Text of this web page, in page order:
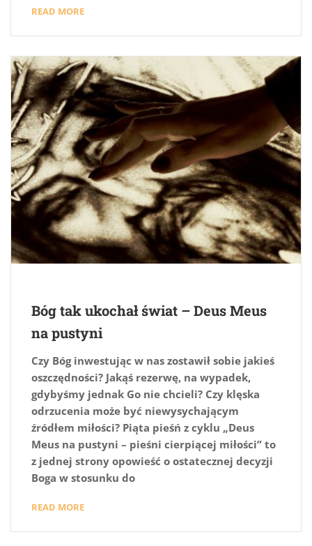
READ MORE
Bóg tak ukochał świat – Deus Meus
na pustyni
Czy Bóg inwestując w nas zostawił sobie jakieś
oszczędności? Jakąś rezerwę, na wypadek,
gdybyśmy jednak Go nie chcieli? Czy klęska
odrzucenia może być niewysychającym
źródłem miłości? Piąta pieśń z cyklu „Deus
Meus na pustyni – pieśni cierpiącej miłości” to
z jednej strony opowieść o ostatecznej decyzji
Boga w stosunku do
READ MORE